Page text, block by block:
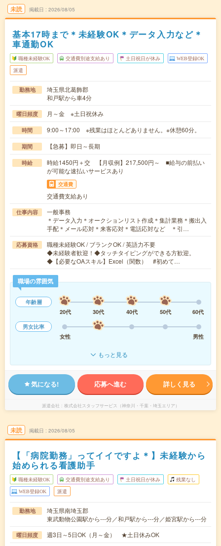
未読 掲載日 2026/08/05
基本17時まで＊未経験OK＊データ入力など＊
車通勤OK
職種未経験OK 交通費別途支給あり 土日祝日が休み WEB登録OK
派遣
勤務地
埼玉県北葛飾郡
和戸駅から車4分
曜日頻度 月～金 ※土日祝休み
時間 9:00～17:00 ※残業はほとんどありません。※休憩60分。
期間 【急募】即日～長期
時給
時給1450円＋交 【月収例】217,500円～ ■給与の前払い
が可能な速払いサービスあり
交通費
交通費支給あり
仕事内容
一般事務
＊データ入力＊オークションリスト作成＊集計業務＊搬出入
手配＊メール応対＊来客応対＊電話応対など ＊引…
応募資格
職種未経験OK / ブランクOK / 英語力不要
◆未経験者歓迎！◆タッチタイピングができる方歓迎。
◆【必要なOAスキル】Excel（関数） #初めて…
職場の雰囲気
年齢層
20代
30代 40代 50代
60代
男女比率
女性
男性
もっと見る
気になる! 応募へ進む 詳しく見る
派遣会社 株式会社スタッフサービス（神奈川・千葉・埼玉エリア）
未読 掲載日 2026/08/05
【「病院勤務」ってイイですよ＊】未経験から
始められる看護助手
職種未経験OK 交通費別途支給あり 土日祝日が休み 残業なし
WEB登録OK 派遣
勤務地
埼玉県南埼玉郡
東武動物公園駅から---分／和戸駅から---分／姫宮駅から---分
曜日頻度 週3日～5日OK（月～金） ★土日休みOK